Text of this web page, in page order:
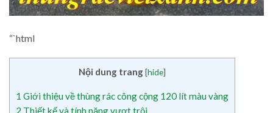
“`html
Nội dung trang[hide]
1 Giới thiệu về thùng rác công cộng 120 lít màu vàng
2 Thiết kế và tính năng vượt trội